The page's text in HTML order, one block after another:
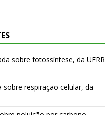
sobre fotossíntese, da UFRR
sobre respiração celular, da